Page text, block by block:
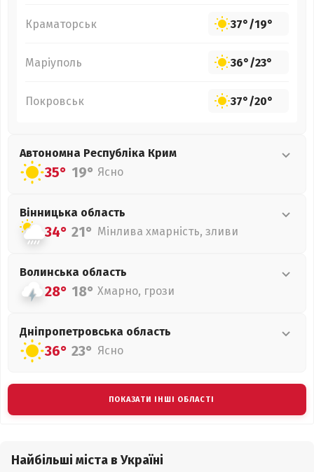
Краматорськ 37°/19°
Маріуполь 36°/23°
Покровськ 37°/20°
Автономна Республіка Крим
35° 19° Ясно
Вінницька область
34° 21° Мінлива хмарність, зливи
Волинська область
28° 18° Хмарно, грози
Дніпропетровська область
36° 23° Ясно
ПОКАЗАТИ ІНШІ ОБЛАСТІ
Найбільші міста в Україні